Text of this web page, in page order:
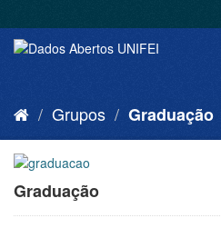
Grupos Graduação
Graduação